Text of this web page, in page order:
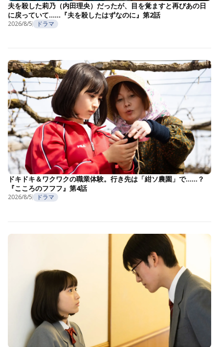
夫を殺した莉乃（内田理央）だったが、目を覚ますと再びあの日
に戻っていて……『夫を殺したはずなのに』第2話
2026/8/5 ドラマ
ドキドキ＆ワクワクの職業体験。行き先は「紺ソ農園」で……？
『こころのフフフ』第4話
2026/8/5 ドラマ